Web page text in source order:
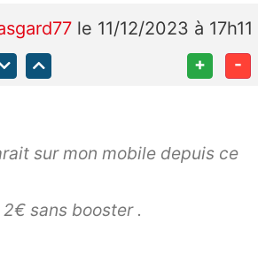
le 11/12/2023 à 17h11
+ -
sur mon mobile depuis ce
sans booster .